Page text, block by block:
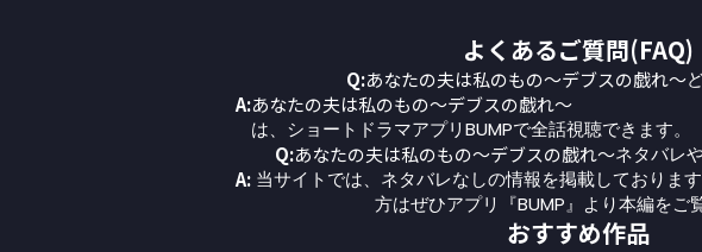
よくあるご質問(FAQ)
Q:あなたの夫は私のもの～デブスの戯れ～
A:あなたの夫は私のもの～デブスの戯れ～
は、ショートドラマアプリBUMPで全話視聴できます。
Q:あなたの夫は私のもの～デブスの戯れ～ネタバレ
A: 当サイトでは、ネタバレなしの情報を掲載しておりま
方はぜひアプリ『BUMP』より本編をご
おすすめ作品